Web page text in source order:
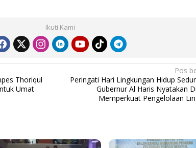
Ikuti Kami
Thoriqul
Umat
Pos
Peringati Hari Lingkungan Hidup
Gubernur Al Haris Nyatakan
Memperkuat Pengelolaan